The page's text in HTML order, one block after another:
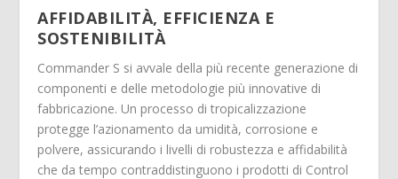
AFFIDABILITÀ, EFFICIENZA E
SOSTENIBILITÀ
Commander S si avvale della più recente generazione di
componenti e delle metodologie più innovative di
fabbricazione. Un processo di tropicalizzazione
protegge l’azionamento da umidità, corrosione e
polvere, assicurando i livelli di robustezza e affidabilità
che da tempo contraddistinguono i prodotti di Control